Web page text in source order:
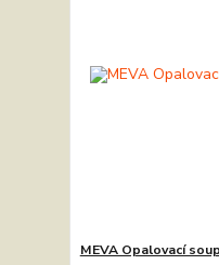
MEVA Opalovací